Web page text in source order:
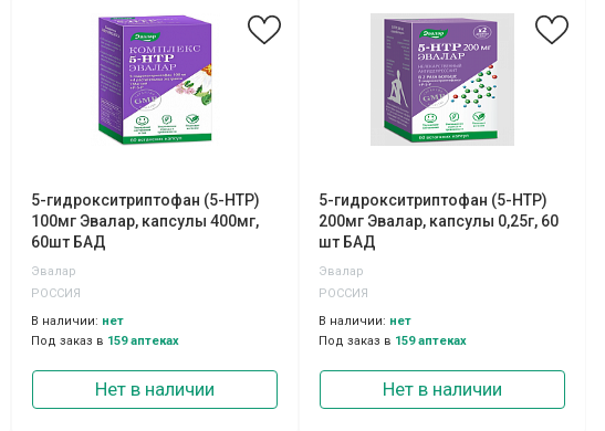
5-гидрокситриптофан (5-НТР)
100мг Эвалар, капсулы 400мг,
60шт БАД
Эвалар
РОССИЯ
В наличии: нет
Под заказ в 159 аптеках
Нет в наличии
5-гидрокситриптофан (5-НТР)
200мг Эвалар, капсулы 0,25г, 60
шт БАД
Эвалар
РОССИЯ
В наличии: нет
Под заказ в 159 аптеках
Нет в наличии